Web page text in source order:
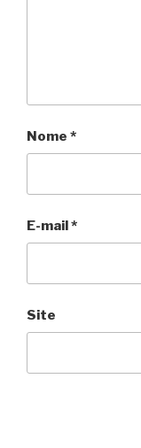
Nome *
E-mail*
Site